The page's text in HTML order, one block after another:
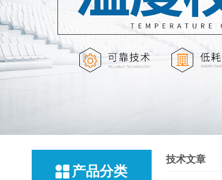
产品分类
技术文章